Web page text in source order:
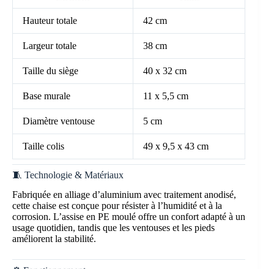
Hauteur totale 42 cm
Largeur totale 38 cm
Taille du siège 40 x 32 cm
Base murale 11 x 5,5 cm
Diamètre ventouse 5 cm
Taille colis 49 x 9,5 x 43 cm
🧵 Technologie & Matériaux
Fabriquée en alliage d’aluminium avec traitement anodisé,
cette chaise est conçue pour résister à l’humidité et à la
corrosion. L’assise en PE moulé offre un confort adapté à un
usage quotidien, tandis que les ventouses et les pieds
améliorent la stabilité.